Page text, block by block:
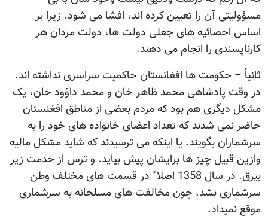
مسؤولیتی آن را تعیین کرده اند، افشا می شود. زیرا بر
اساس احصائیه های جعلی دولت ها، دولت مردان هر
کارناپسندی را انجام می دهند.
ثانیاً – حکومت ها افغانستان حاکمیت سراسری نداشته اند.
در وقت پادشاهی محمد ظاهر خان و محمد داؤود خان، یک
مشکل دیگری هم بود که مردم بعضی از مناطق افغنستان
حاضر نمی شدند که تعداد اعضای خانواده های خود را به
سرشماران بگویند. یا اینکه می ترسیدند که شاید مشکل مالیه
وازین قبیل چیز ها برایشان پیش بیاید. و ترس از خدمت زیر
بیرق. در سال 1358 اصلا ً در قسمت های مختلف وطن
سرشماری نشد. چون مخالفت های مسلحانه به سرشماری
موقع نمیداد.